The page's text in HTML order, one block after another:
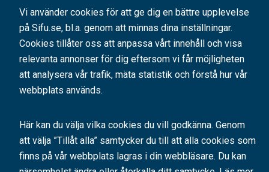
Vi använder cookies för att ge dig en bättre upplevelse
på Sifu.se, bl.a. genom att minnas dina inställningar.
Cookies tillåter oss att anpassa vårt innehåll och visa
relevanta annonser för dig eftersom vi får möjligheten
att analysera vår trafik, mäta statistik och förstå hur vår
webbplats används.
Här kan du välja vilka cookies du vill godkänna. Genom
att välja ”Tillåt alla” samtycker du till att alla cookies som
finns på vår webbplats lagras i din webbläsare. Du kan
kompetensutveckling.
En bra utbildning håller vad den lovar - vi har
. Hos oss
kan du välja mellanföretagsanpassade
kurser,konferenser samt interaktiva
onlineutbildningar, distanskurser, certifierings- och diplomkurser . Vi ger
tryggt kan möta omvärldens krav på utveckling och förändring.